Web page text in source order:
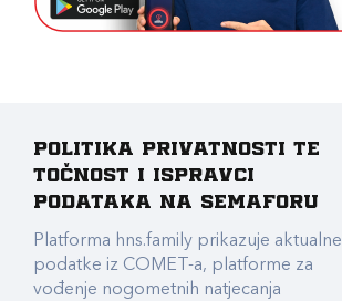
Politika privatnosti te
točnost i ispravci
podataka na Semaforu
Platforma hns.family prikazuje aktualne
podatke iz COMET-a, platforme za
vođenje nogometnih natjecanja